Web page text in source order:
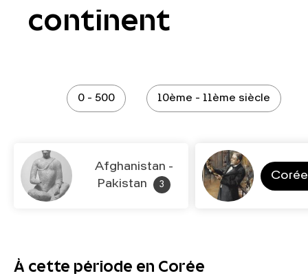
continent
0 - 500 10ème - 11ème siècle
Afghanistan -
Pakistan
3
À cette période en Corée